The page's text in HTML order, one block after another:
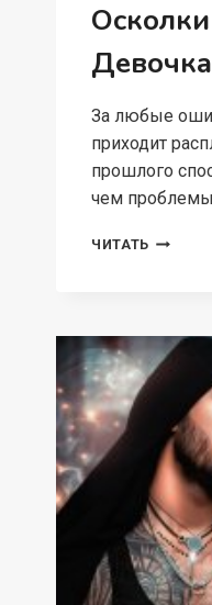
За любые
приходит
прошлого
чем проблемы
ЧИТАТЬ ОСКОЛКИ